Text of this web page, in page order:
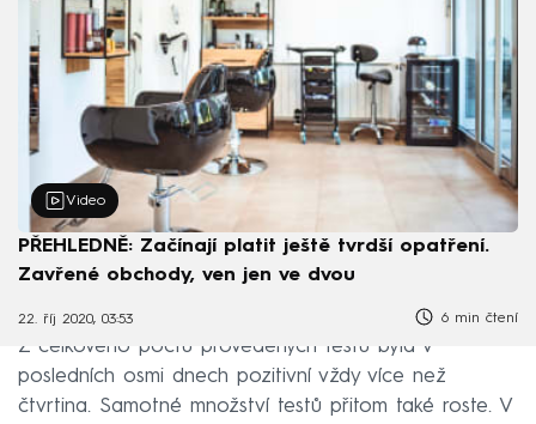
Video
PŘEHLEDNĚ: Začínají platit ještě tvrdší opatření.
Zavřené obchody, ven jen ve dvou
22. říj 2020, 03:53 6 min čtení
Z celkového počtu provedených testů byla v
posledních osmi dnech pozitivní vždy více než
čtvrtina. Samotné množství testů přitom také roste. V